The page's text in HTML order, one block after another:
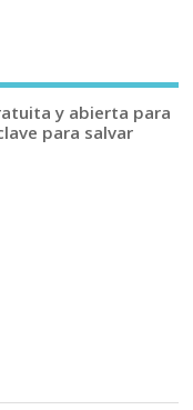
y abierta para
para salvar